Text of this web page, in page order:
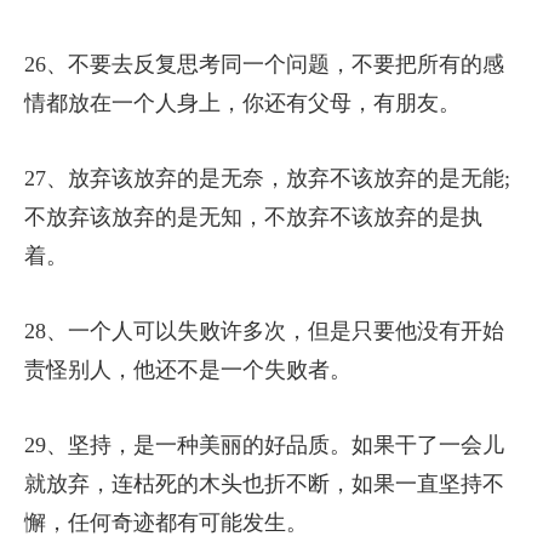
26、不要去反复思考同一个问题，不要把所有的感
情都放在一个人身上，你还有父母，有朋友。
27、放弃该放弃的是无奈，放弃不该放弃的是无能;
不放弃该放弃的是无知，不放弃不该放弃的是执
着。
28、一个人可以失败许多次，但是只要他没有开始
责怪别人，他还不是一个失败者。
29、坚持，是一种美丽的好品质。如果干了一会儿
就放弃，连枯死的木头也折不断，如果一直坚持不
懈，任何奇迹都有可能发生。